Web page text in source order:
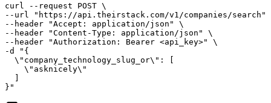
curl --request POST \
--url "https://api.theirstack.com/v1/companies/search"
--header "Accept: application/json" \
--header "Content-Type: application/json" \
--header "Authorization: Bearer <api_key>" \
-d "{
  \"company_technology_slug_or\": [
    \"asknicely\"
  ]
}"